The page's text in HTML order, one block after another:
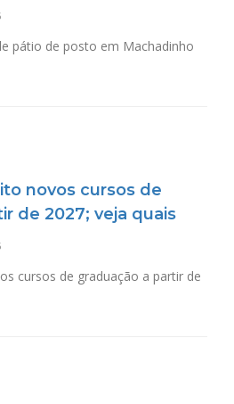
pátio de posto em Machadinho
novos cursos de
de 2027; veja quais
cursos de graduação a partir de